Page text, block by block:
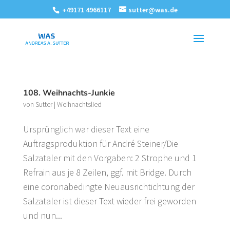
+49171 4966117 sutter@was.de
108. Weihnachts-Junkie
von Sutter| Weihnachtslied
Ursprünglich war dieser Text eine
Auftragsproduktion für André Steiner/Die
Salzataler mit den Vorgaben: 2 Strophe und 1
Refrain aus je 8 Zeilen, ggf. mit Bridge. Durch
eine coronabedingte Neuausrichtichtung der
Salzataler ist dieser Text wieder frei geworden
und nun...